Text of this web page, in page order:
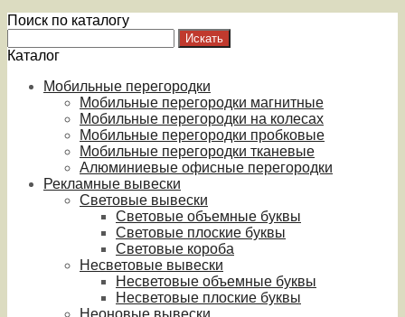
Поиск по каталогу
Каталог
Мобильные перегородки
Мобильные перегородки магнитные
Мобильные перегородки на колесах
Мобильные перегородки пробковые
Мобильные перегородки тканевые
Алюминиевые офисные перегородки
Рекламные вывески
Световые вывески
Световые объемные буквы
Световые плоские буквы
Световые короба
Несветовые вывески
Несветовые объемные буквы
Несветовые плоские буквы
Неоновые вывески